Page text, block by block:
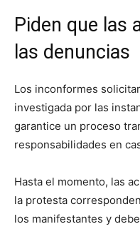
Piden que las
las denuncias
Los inconformes
investigada por las
garantice un proceso
responsabilidades en
Hasta el momento, las
la protesta
los manifestantes y